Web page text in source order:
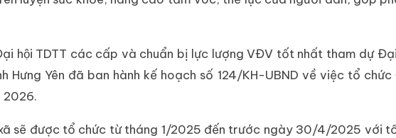
hội TDTT các cấp và chuẩn bị lực lượng VĐV tốt nhất tham dự
Hưng Yên đã ban hành kế hoạch số 124/KH-UBND về việc tổ chức
2026.
sẽ được tổ chức từ tháng 1/2025 đến trước ngày 30/4/2025 với